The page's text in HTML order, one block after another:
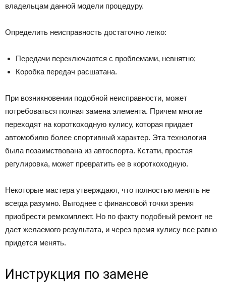
владельцам данной модели процедуру.
Определить неисправность достаточно легко:
Передачи переключаются с проблемами, невнятно;
Коробка передач расшатана.
При возникновении подобной неисправности, может
потребоваться полная замена элемента. Причем многие
переходят на короткоходную кулису, которая придает
автомобилю более спортивный характер. Эта технология
была позаимствована из автоспорта. Кстати, простая
регулировка, может превратить ее в короткоходную.
Некоторые мастера утверждают, что полностью менять не
всегда разумно. Выгоднее с финансовой точки зрения
приобрести ремкомплект. Но по факту подобный ремонт не
дает желаемого результата, и через время кулису все равно
придется менять.
Инструкция по замене